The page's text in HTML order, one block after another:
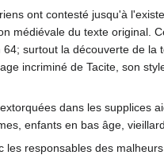
ont contesté jusqu'à
médiévale du texte original.
64; surtout la découverte de la
incriminé de Tacite, son
dans les supplices
enfants en bas âge,
les responsables des